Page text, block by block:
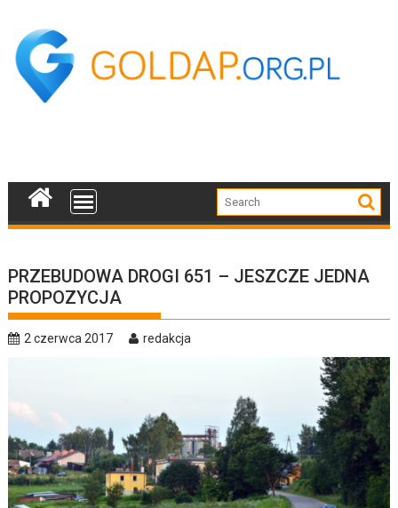
content
PRZEBUDOWA DROGI 651 – JESZCZE JEDNA
PROPOZYCJA
2 czerwca 2017 redakcja